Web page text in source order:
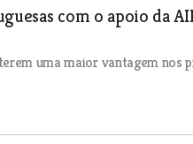
com o apoio da
uma maior vantagem nos